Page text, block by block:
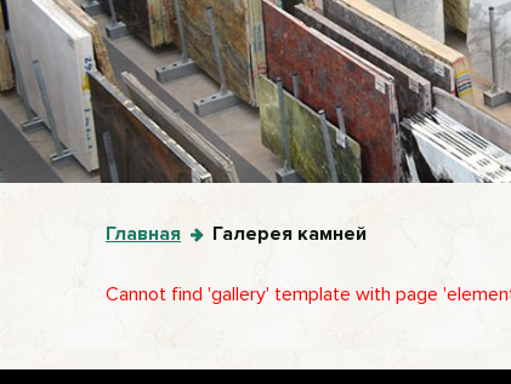
Главная Галерея камней
Cannot find 'gallery' template with page